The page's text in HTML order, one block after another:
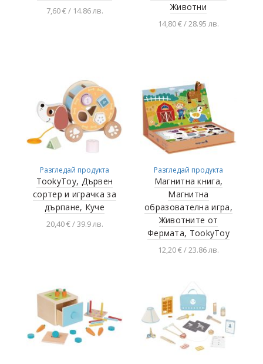
7,60 € / 14.86 лв.
Животни
14,80 € / 28.95 лв.
Разгледай продукта
TookyToy, Дървен
сортер и играчка за
дърпане, Куче
20,40 € / 39.9 лв.
Разгледай продукта
Магнитна книга,
Магнитна
образователна игра,
Животните от
Фермата, TookyToy
12,20 € / 23.86 лв.